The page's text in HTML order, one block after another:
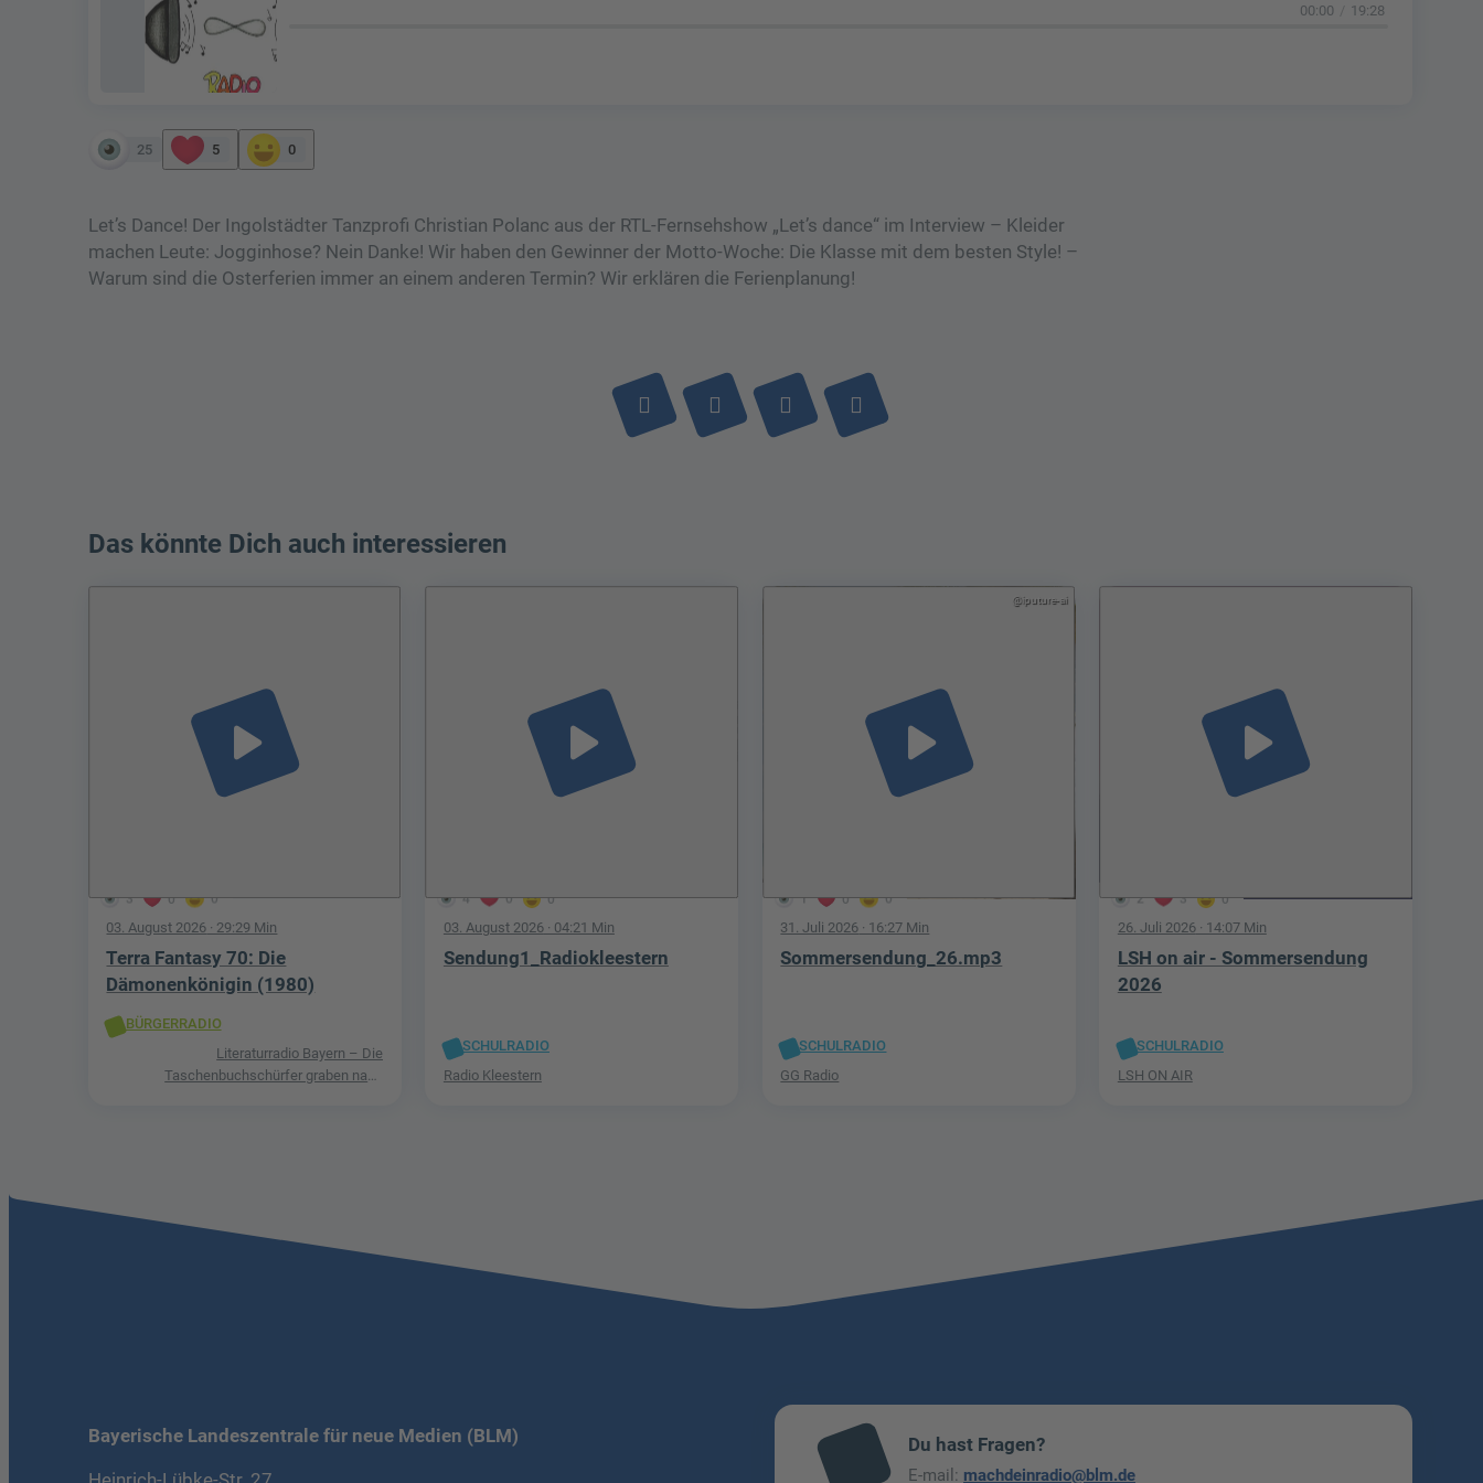
00:00 19:28
25 5 0
Let’s Dance! Der Ingolstädter Tanzprofi Christian Polanc aus der RTL-Fernsehshow „Let’s dance“ im Interview – Kleider
machen Leute: Jogginhose? Nein Danke! Wir haben den Gewinner der Motto-Woche: Die Klasse mit dem besten Style! –
Warum sind die Osterferien immer an einem anderen Termin? Wir erklären die Ferienplanung!
Das könnte Dich auch interessieren
3 0 0
play_arrow
03. August 2026 · 29:29 Min
Terra Fantasy 70: Die
Dämonenkönigin (1980)
BÜRGERRADIO
Literaturradio Bayern – Die
Taschenbuchschürfer graben nach
4 0 0
play_arrow
03. August 2026· 04:21 Min
Sendung1_Radiokleestern
SCHULRADIO
Radio Kleestern
@iputure-ai
1 0 0
play_arrow
31. Juli 2026 · 16:27 Min
Sommersendung_26.mp3
SCHULRADIO
GG Radio
2 3 0
play_arrow
26. Juli 2026· 14:07 Min
LSH on air - Sommersendung
2026
SCHULRADIO
LSH ON AIR
Bayerische Landeszentrale für neue Medien (BLM)
maiDu hast Fragen?
E-mail: machdeinradio@blm.de